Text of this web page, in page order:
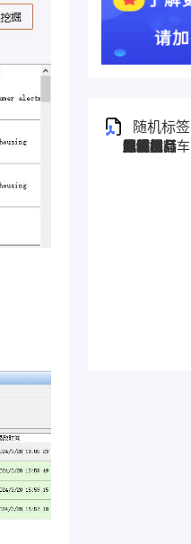
随机标签
图灵搜
电子秤
劳保手套
压缩机
宠物用品
纸袋
塑料袋
箱包
圣诞树
电子烟
集装箱
沙发
户外用品
美容用品
红酒
电动自行车
服装
母婴用品
石材
壁纸
建筑材料